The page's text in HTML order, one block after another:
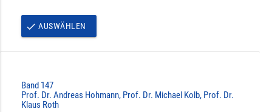
done AUSWÄHLEN
Band 147
Prof. Dr. Andreas Hohmann, Prof. Dr. Michael Kolb, Prof. Dr.
Klaus Roth